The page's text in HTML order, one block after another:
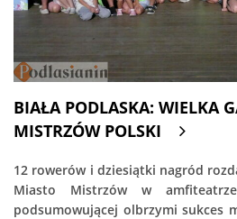
BIAŁA PODLASKA: WIELKA
MISTRZÓW POLSKI
12 rowerów i dziesiątki nagród
Miasto Mistrzów w
podsumowującej olbrzymi sukces